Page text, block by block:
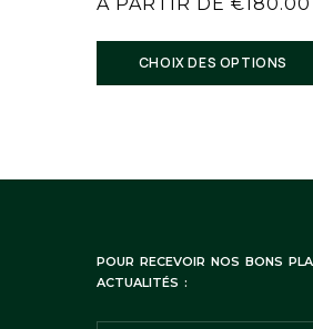
CHOIX DES OPTIONS
POUR RECEVOIR NOS BONS
ACTUALITÉS :